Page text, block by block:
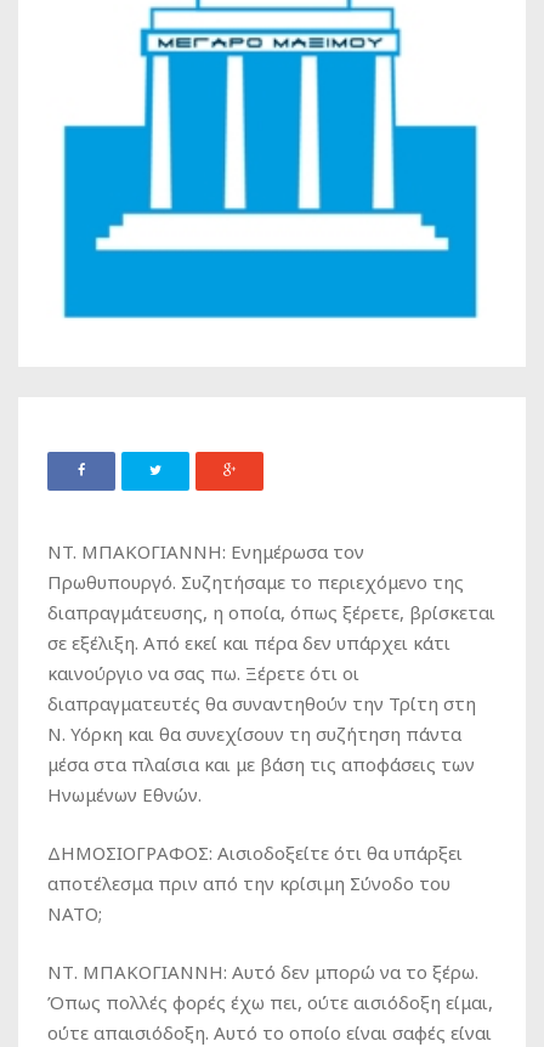
NT. ΜΠΑΚΟΓΙΑΝΝΗ: Ενημέρωσα τον
Πρωθυπουργό. Συζητήσαμε το περιεχόμενο της
διαπραγμάτευσης, η οποία, όπως ξέρετε, βρίσκεται
σε εξέλιξη. Από εκεί και πέρα δεν υπάρχει κάτι
καινούργιο να σας πω. Ξέρετε ότι οι
διαπραγματευτές θα συναντηθούν την Τρίτη στη
Ν. Υόρκη και θα συνεχίσουν τη συζήτηση πάντα
μέσα στα πλαίσια και με βάση τις αποφάσεις των
Ηνωμένων Εθνών.
ΔΗΜΟΣΙΟΓΡΑΦΟΣ: Αισιοδοξείτε ότι θα υπάρξει
αποτέλεσμα πριν από την κρίσιμη Σύνοδο του
ΝΑΤΟ;
ΝΤ. ΜΠΑΚΟΓΙΑΝΝΗ: Αυτό δεν μπορώ να το ξέρω.
Όπως πολλές φορές έχω πει, ούτε αισιόδοξη είμαι,
ούτε απαισιόδοξη. Αυτό το οποίο είναι σαφές είναι